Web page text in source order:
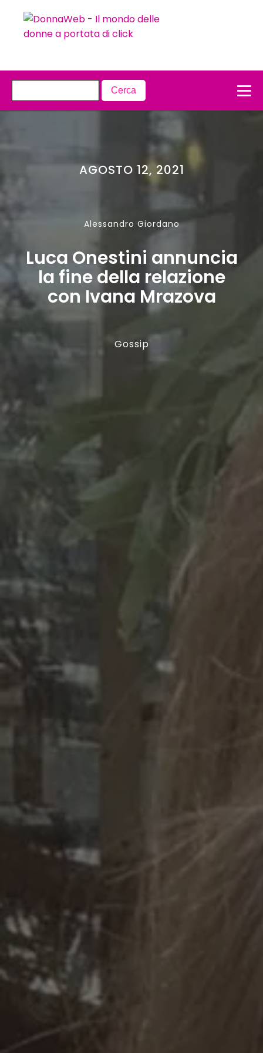
AGOSTO 12, 2021
Alessandro Giordano
Luca Onestini annuncia
la fine della relazione
con Ivana Mrazova
Gossip